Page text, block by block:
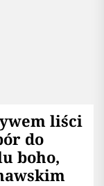
liści
do
boho,